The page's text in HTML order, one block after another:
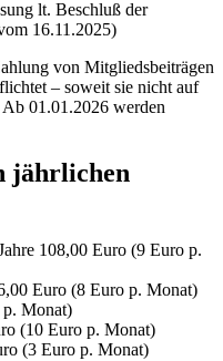
lt. Beschluß der
16.11.2025)
von Mitgliedsbeiträgen
– soweit sie nicht auf
01.01.2026 werden
jährlichen
108,00 Euro (9 Euro p.
Euro (8 Euro p. Monat)
p. Monat)
(10 Euro p. Monat)
(3 Euro p. Monat)